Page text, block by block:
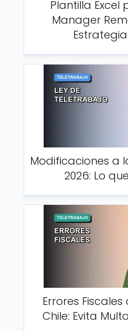
Plantilla
Manager
Modificaciones a
2026: Lo
Errores
Chile: Evita